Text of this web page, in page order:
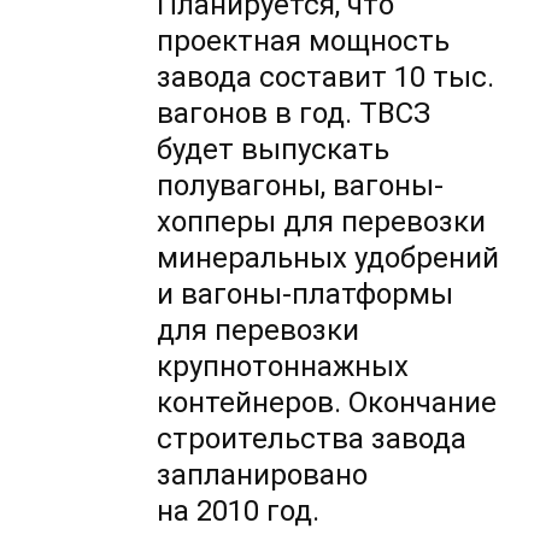
проектная мощность
завода составит 10 тыс.
вагонов в год. ТВСЗ
будет выпускать
полувагоны, вагоны-
хопперы для перевозки
минеральных удобрений
и вагоны-платформы
для перевозки
крупнотоннажных
контейнеров. Окончание
строительства завода
запланировано
на 2010 год.